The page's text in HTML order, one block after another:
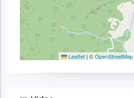
Leaflet | ©OpenStreetMap